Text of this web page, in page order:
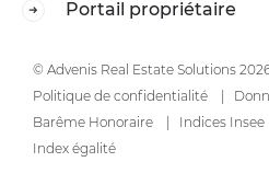
Portail propriétaire
© Advenis Real Estate Solutions
Politique de confidentialité
Barême Honoraire
Indices Insee
Index égalité